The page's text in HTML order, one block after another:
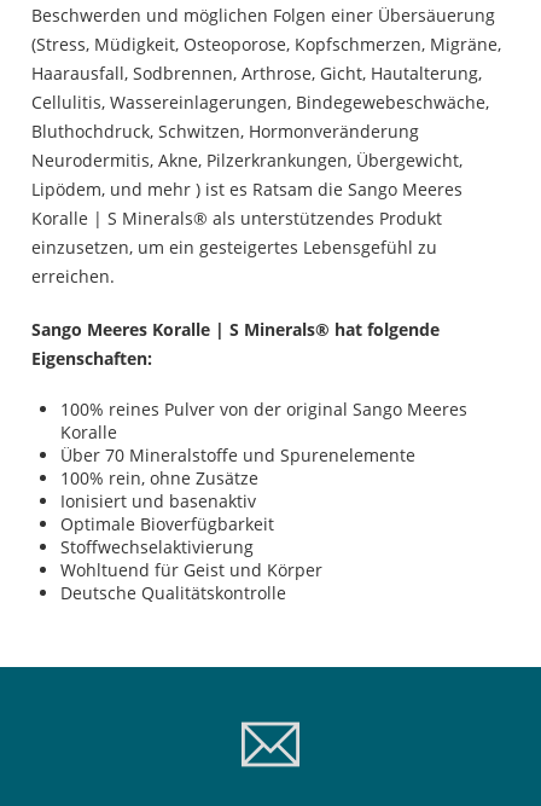
Beschwerden und möglichen Folgen einer Übersäuerung
(Stress, Müdigkeit, Osteoporose, Kopfschmerzen, Migräne,
Haarausfall, Sodbrennen, Arthrose, Gicht, Hautalterung,
Cellulitis, Wassereinlagerungen, Bindegewebeschwäche,
Bluthochdruck, Schwitzen, Hormonveränderung
Neurodermitis, Akne, Pilzerkrankungen, Übergewicht,
Lipödem, und mehr ) ist es Ratsam die Sango Meeres
Koralle | S Minerals® als unterstützendes Produkt
einzusetzen, um ein gesteigertes Lebensgefühl zu
erreichen.
Sango Meeres Koralle | S Minerals® hat folgende
Eigenschaften:
100% reines Pulver von der original Sango Meeres
Koralle
Über 70 Mineralstoffe und Spurenelemente
100% rein, ohne Zusätze
Ionisiert und basenaktiv
Optimale Bioverfügbarkeit
Stoffwechselaktivierung
Wohltuend für Geist und Körper
Deutsche Qualitätskontrolle